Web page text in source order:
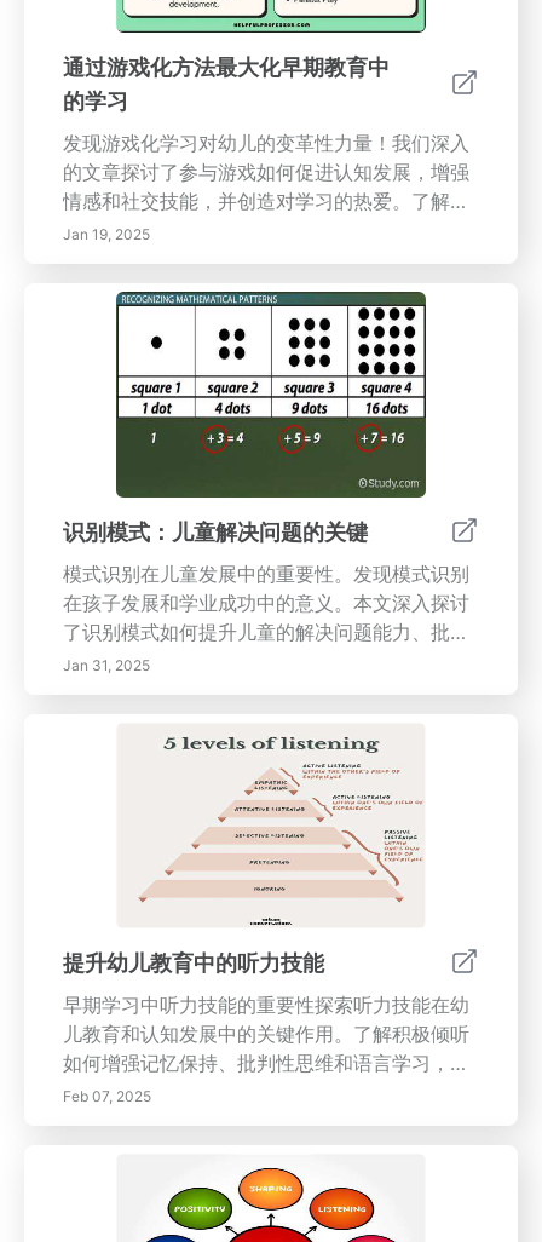
通过游戏化方法最大化早期教育中
的学习
发现游戏化学习对幼儿的变革性力量！我们深入
的文章探讨了参与游戏如何促进认知发展，增强
情感和社交技能，并创造对学习的热爱。了解课
堂上游戏的好处，包括提高问题解决能力、创造
力和韧性。我们提供关于设计有效的游戏化学习
环境和为教育工作者实施实用策略的见解。强调
合作和适应性，本指南对于希望培养互动和丰富
教育体验的教师至关重要。今天就开启游戏在学
习中的潜力吧！
Jan 19, 2025
识别模式：儿童解决问题的关键
模式识别在儿童发展中的重要性。发现模式识别
在孩子发展和学业成功中的意义。本文深入探讨
了识别模式如何提升儿童的解决问题能力、批判
性思维和创造力。了解日常生活中促进模式识别
的有趣活动和游戏，以及教育工作者如何将这一
科学和语言等学科中的作用，以及它如何为学生
提供面对现实挑战所需的分析能力。通过理解模
式识别的力量，为您的孩子的成功铺平道路！关
键词：模式识别，认知发展，解决问题，批判性
思维，学习技能，早期儿童教育，数学，科学，
语言习得，创造力，教育活动。
Jan 31, 2025
提升幼儿教育中的听力技能
早期学习中听力技能的重要性探索听力技能在幼
儿教育和认知发展中的关键作用。了解积极倾听
如何增强记忆保持、批判性思维和语言学习，为
学业成功和良好的人际关系铺平道路。本指南提
供有效策略，帮助教育工作者通过互动故事、音
力能力的长期益处及其对儿童个人和职业未来的
影响。为年轻学习者配备他们在复杂世界中所需
的重要生活技能。关键词：听力技能，早期学
Feb 07, 2025